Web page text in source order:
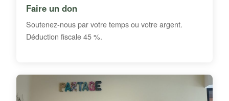
Faire un don
Soutenez-nous par votre temps ou votre argent.
Déduction fiscale 45 %.